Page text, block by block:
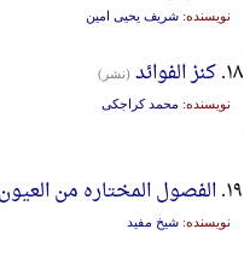
نویسنده: شریف یحیی امین
۱۸. کنز الفوائد (نشر)
نویسنده: محمد کراجکی
۱۹. الفصول المختاره من
نویسنده: شیخ مفید